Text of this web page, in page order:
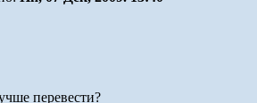
перевести?